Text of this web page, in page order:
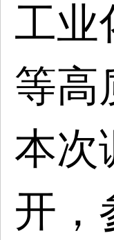
工业
等高
本次
开，